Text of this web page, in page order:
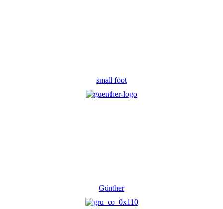
small foot
Günther